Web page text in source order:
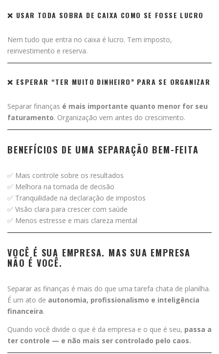
❌ USAR TODA SOBRA DE CAIXA COMO SE FOSSE LUCRO
Nem tudo que entra no caixa é lucro. Tem imposto,
reinvestimento e reserva.
❌ ESPERAR “TER MUITO DINHEIRO” PARA SE ORGANIZAR
Separar finanças é mais importante quanto menor for seu
faturamento. Organização vem antes do crescimento.
BENEFÍCIOS DE UMA SEPARAÇÃO BEM-FEITA
✅ Mais controle sobre os resultados
✅ Melhora na tomada de decisão
✅ Tranquilidade na declaração de impostos
✅ Visão clara para crescer com saúde
✅ Menos estresse e mais clareza mental
VOCÊ É SUA EMPRESA. MAS SUA EMPRESA
NÃO É VOCÊ.
Separar as finanças é mais do que uma tarefa chata de planilha.
É um ato de autonomia, profissionalismo e inteligência
financeira.
Quando você divide o que é da empresa e o que é seu, passa a
ter controle — e não mais ser controlado pelo caos.